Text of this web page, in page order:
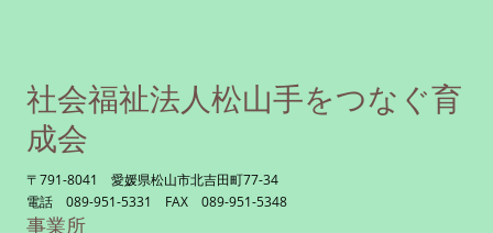
社会福祉法人松山手をつなぐ育
成会
〒791-8041 愛媛県松山市北吉田町77-34
電話 089-951-5331 FAX 089-951-5348
事業所